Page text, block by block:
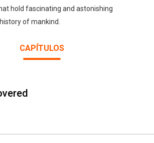
hold fascinating and astonishing
of mankind.
CAPÍTULOS